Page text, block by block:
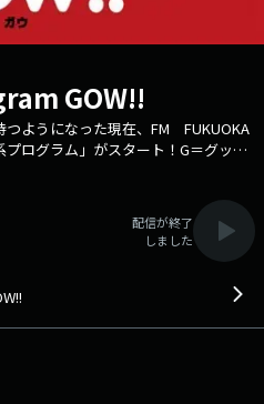
GOW!!
つようになった現在、FM FUKUOKA
ログラム」がスタート！G＝グッド
ルに、そして W＝ワイルドに！個
】 - ▽18:08〜 【
、北九州、佐賀などなど、ローカル
奈々をはじめ、ご当地担当がまじめに
くりニュース、ほのぼのローカルニ
どのレシピや最近食べたおいしい物
REPORT 】 - ▽19:15〜
配信が終了
しました